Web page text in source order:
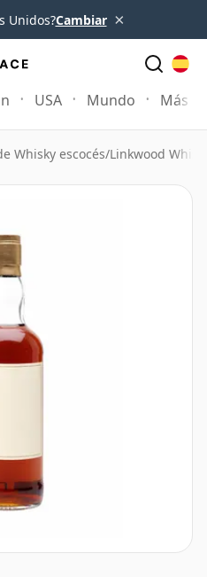
Unidos?Cambiar ×
USA Mundo Más
Whisky escocés/Linkwood